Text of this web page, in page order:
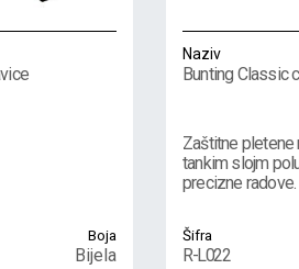
Boja
Bijela
Naziv
Bunting Classic
Zaštitne pletene
tankim slojm
precizne radove.
Šifra
R-L022